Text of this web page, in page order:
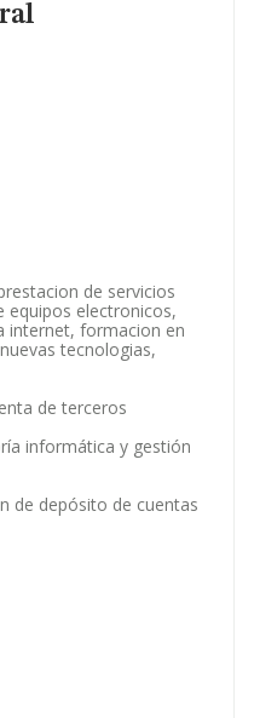
de servicios
electronicos,
internet, formacion en
tecnologias,
de terceros
informática y gestión
de depósito de cuentas